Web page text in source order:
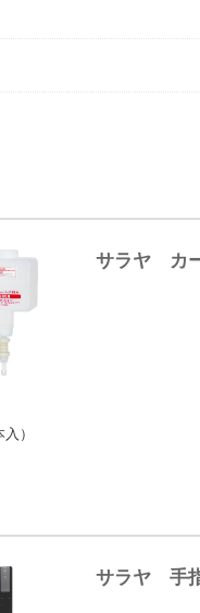
サラヤ カ
）
サラヤ 手